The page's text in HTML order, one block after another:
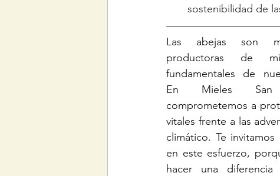
sostenibilidad de
Las abejas son
productoras de
fundamentales de
En Mieles
comprometemos a
vitales frente a las
climático. Te
en este esfuerzo,
hacer una